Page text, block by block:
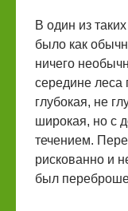
В один из
было как
ничего
середине леса
глубокая, не
широкая, но с
течением.
рискованно и
был